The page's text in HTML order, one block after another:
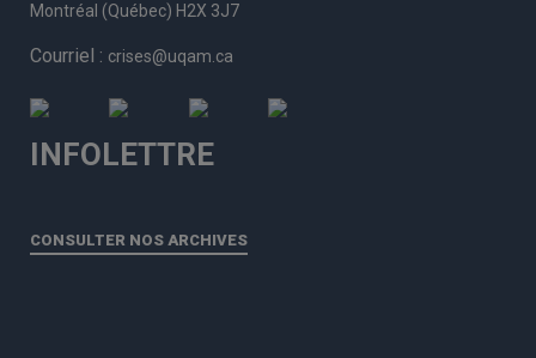
Montréal (Québec) H2X 3J7
Courriel : crises@uqam.ca
INFOLETTRE
CONSULTER NOS ARCHIVES